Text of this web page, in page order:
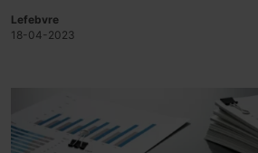
Lefebvre
18-04-2023